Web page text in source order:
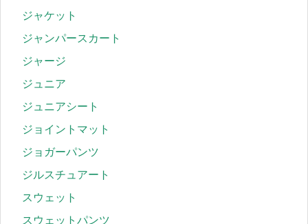
ジャケット
ジャンパースカート
ジャージ
ジュニア
ジュニアシート
ジョイントマット
ジョガーパンツ
ジルスチュアート
スウェット
スウェットパンツ